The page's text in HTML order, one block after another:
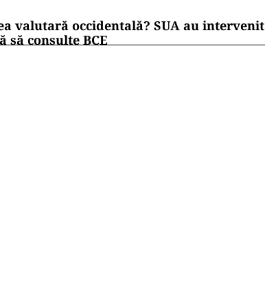
valutară occidentală? SUA au intervenit
consulte BCE